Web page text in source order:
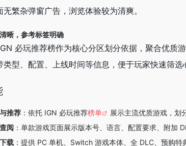
无繁杂弹窗广告，浏览体验较为清爽。
晰，参考标签明确
必玩推荐榜作为核心分区划分依据，聚合优质
类型、配置、上线时间等信息，便于玩家快速筛选
推荐 ：依托 IGN 必玩推荐榜单
展示主流优质游戏，划
阅 ：单款游戏页面展示版本号、语言、配置要求、附加
载 ：提供 PC 单机、Switch 游戏本体、全 DLC、预购